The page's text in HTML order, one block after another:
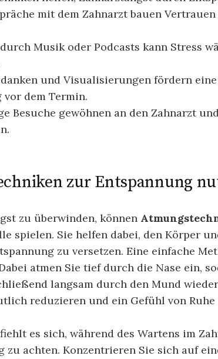
mit dem Zahnarzt bauen
Musik oder Podcasts kann Stress
und Visualisierungen fördern
dem Termin.
Besuche gewöhnen an den Zahnarzt
zur Entspannung
zu überwinden, können
spielen. Sie helfen dabei, den Körper
zu versetzen. Eine einfache
atmen Sie tief durch die Nase ein,
langsam durch den Mund
reduzieren und ein Gefühl von Ruhe
es sich, während des Wartens im
zu achten. Konzentrieren Sie sich auf